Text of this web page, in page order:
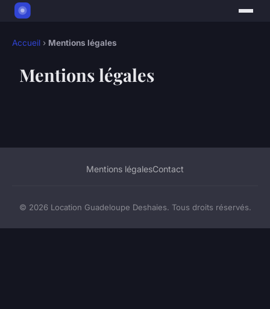
Accueil › Mentions légales
Mentions légales
Mentions légalesContact
© 2026 Location Guadeloupe Deshaies. Tous droits réservés.